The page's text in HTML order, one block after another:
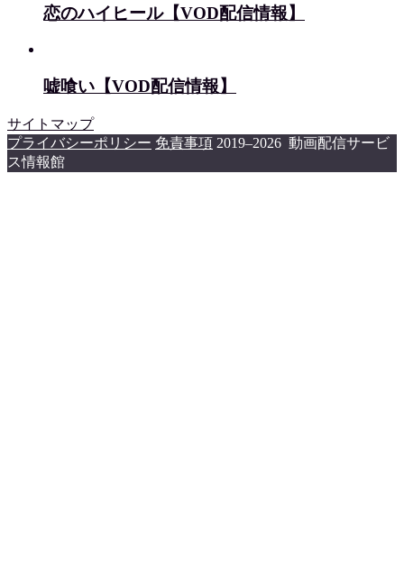
恋のハイヒール【VOD配信情報】
嘘喰い【VOD配信情報】
サイトマップ
プライバシーポリシー 免責事項 2019–2026 動画配信サービ
ス情報館